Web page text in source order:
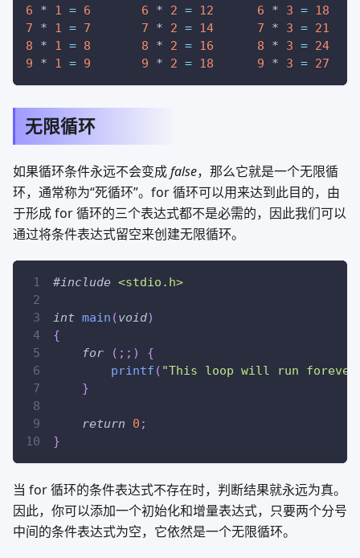
6 * 1 = 6 6 * 2 = 12 6 * 3 = 18
7 * 1 = 7 7 * 2 = 14 7 * 3 = 21
8 * 1 = 8 8 * 2 = 16 8 * 3 = 24
9 * 1 = 9 9 * 2 = 18 9 * 3 = 27
无限循环
如果循环条件永远不会变成false，那么它就是一个无限循
环，通常称为“死循环”。for 循环可以用来达到此目的，由
于形成 for 循环的三个表达式都不是必需的，因此我们可以
通过将条件表达式留空来创建无限循环。
#include <stdio.h>
int main (void)
{
for
( ; ; )
{
printf ( "This loop will run
}
return 0 ;
}
当 for 循环的条件表达式不存在时，判断结果就永远为真。
因此，你可以添加一个初始化和增量表达式，只要两个分号
中间的条件表达式为空，它依然是一个无限循环。